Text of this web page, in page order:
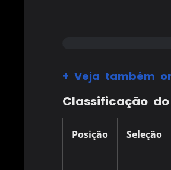
+ Veja também
Classificação
Posição Seleção